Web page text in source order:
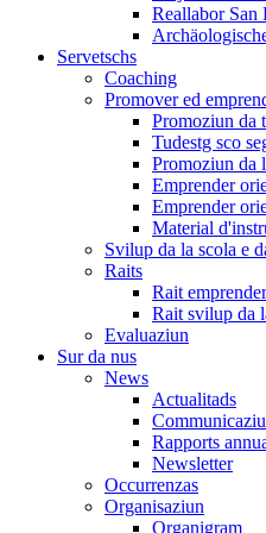
Reallabor San
Servetschs
Coaching
Promover ed
Promoziun da
Tudestg sco
Promoziun da
Emprender
Emprender
Material
Svilup da la scola e
Raits
Rait
Rait svilup da
Evaluaziun
Sur da nus
News
Actualitads
Rapports
Newsletter
Occurrenzas
Organisaziun
Organigram